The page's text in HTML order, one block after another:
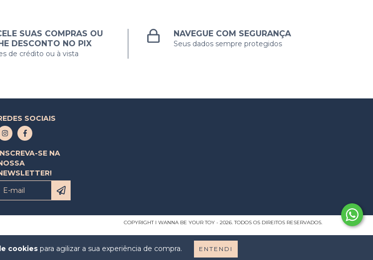
cookies para agilizar a sua experiência de compra. ENTENDI
SUAS COMPRAS OU
DESCONTO NO PIX
de crédito ou à vista
NAVEGUE COM SEGURANÇA
Seus dados sempre protegidos
SOCIAIS
SE NA
COPYRIGHT I WANNA BE YOUR TOY - 2026. TODOS OS DIREITOS RESERVADOS.